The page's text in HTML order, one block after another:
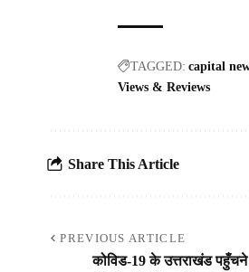
TAGGED: capital
Views & Reviews
Share This Article
PREVIOUS ARTICLE
कोविड-19 के उत्तराखंड पहुँचने